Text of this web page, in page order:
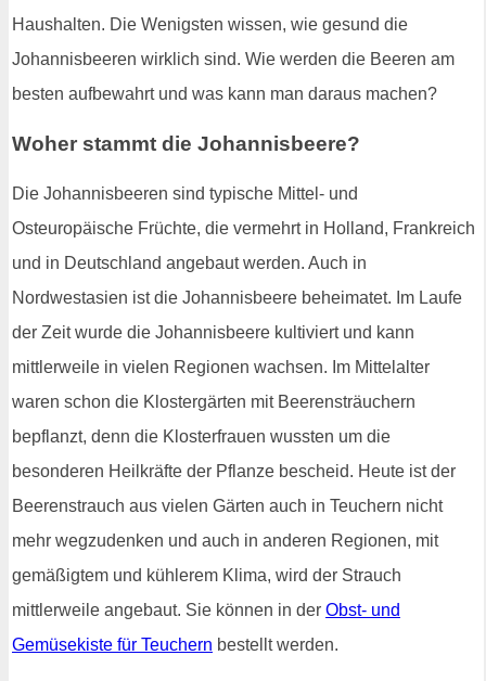
Haushalten. Die Wenigsten wissen, wie gesund die
Johannisbeeren wirklich sind. Wie werden die Beeren am
besten aufbewahrt und was kann man daraus machen?
Woher stammt die Johannisbeere?
Die Johannisbeeren sind typische Mittel- und
Osteuropäische Früchte, die vermehrt in Holland, Frankreich
und in Deutschland angebaut werden. Auch in
Nordwestasien ist die Johannisbeere beheimatet. Im Laufe
der Zeit wurde die Johannisbeere kultiviert und kann
mittlerweile in vielen Regionen wachsen. Im Mittelalter
waren schon die Klostergärten mit Beerensträuchern
bepflanzt, denn die Klosterfrauen wussten um die
besonderen Heilkräfte der Pflanze bescheid. Heute ist der
Beerenstrauch aus vielen Gärten auch in Teuchern nicht
mehr wegzudenken und auch in anderen Regionen, mit
gemäßigtem und kühlerem Klima, wird der Strauch
mittlerweile angebaut. Sie können in der Obst- und
Gemüsekiste für Teuchern bestellt werden.